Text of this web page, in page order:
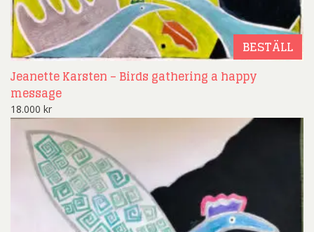
BESTÄLL
Jeanette Karsten – Birds gathering a happy
message
18.000 kr